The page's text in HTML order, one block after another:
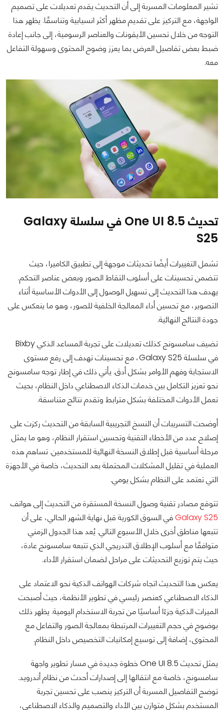
تشير المعلومات المسربة إلى أن التحديث يقدم تعديلات على تصميم
الواجهة، مع التركيز على تقديم مظهر أكثر انسيابية وتناسقًا. يظهر هذا
التوجه من خلال تحسين الأيقونات والعناصر الرسومية، إلى جانب إعادة
ضبط بعض تفاصيل العرض بما يعزز وضوح المحتوى وسهولة التفاعل
معه.
تحديث One UI 8.5 في سلسلة Galaxy
S25
تشمل التغييرات أيضًا تحديثات موجهة إلى تطبيق الكاميرا، حيث
تتضمن تحسينات على أسلوب التقاط الصور وبعض عناصر التحكم.
يهدف هذا التحديث إلى تسهيل الوصول إلى الأدوات الأساسية أثناء
التصوير، مع تحسين أداء المعالجة الخلفية للصور، وهو ما ينعكس على
جودة النتائج النهائية.
تضيف سامسونج كذلك تعديلات على تجربة المساعد الذكي Bixby
في سلسلة Galaxy S25، مع تحسينات تهدف إلى رفع مستوى
الاستجابة وفهم الأوامر بشكل أدق. يأتي ذلك في إطار توجه سامسونج
نحو تعزيز التكامل بين خدمات الذكاء الاصطناعي داخل النظام، بحيث
تعمل الأدوات المختلفة بشكل مترابط وتقدم نتائج متناسقة.
أوضحت التسريبات أن النسخ التجريبية السابقة من التحديث ركزت على
إصلاح عدد من الأخطاء التقنية وتحسين استقرار النظام، وهو ما يمثل
مرحلة أساسية قبل إطلاق النسخة النهائية للمستخدمين. تساهم هذه
العملية في تقليل المشكلات المحتملة بعد التحديث، خاصة في الأجهزة
التي تعتمد على النظام بشكل يومي.
تتوقع مصادر تقنية وصول النسخة المستقرة من التحديث إلى هواتف
Galaxy S25في السوق الكورية قبل نهاية الشهر الحالي، على أن
تتبعها مناطق أخرى خلال الأسبوع التالي. يُعد هذا الجدول الزمني
متوافقًا مع أسلوب الإطلاق التدريجي الذي تتبعه سامسونج عادة،
حيث يتم توزيع التحديثات على مراحل لضمان استقرار الأداء.
يعكس هذا التحديث اتجاه شركات الهواتف الذكية نحو الاعتماد على
الذكاء الاصطناعي كعنصر رئيسي في تطوير الأنظمة، حيث أصبحت
الميزات الذكية جزءًا أساسيًا من تجربة الاستخدام اليومية. يظهر ذلك
بوضوح في حجم التغييرات المرتبطة بمعالجة الصور والتفاعل مع
المحتوى، إضافة إلى توسيع إمكانيات التخصيص داخل النظام.
يمثل تحديث One UI 8.5 خطوة جديدة في مسار تطوير واجهة
سامسونج، خاصة مع انتقالها إلى إصدارات أحدث من نظام أندرويد.
توضح التفاصيل المسربة أن التركيز ينصب على تحسين تجربة
المستخدم بشكل متوازن بين الأداء والتصميم والذكاء الاصطناعي،